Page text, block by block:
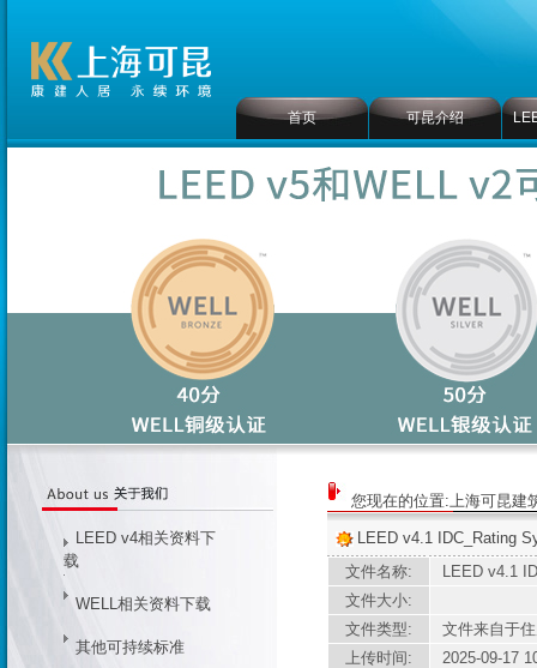
首页 可昆介绍
LEED v4相关资料下
载
WELL相关资料下载
其他可持续标准
您现在的位置:上海可昆建
LEED v4.1 IDC_Rating
文件名称:
LEED v4.1
文件大小:
文件类型:
文件来自于
上传时间:
2025-09-17